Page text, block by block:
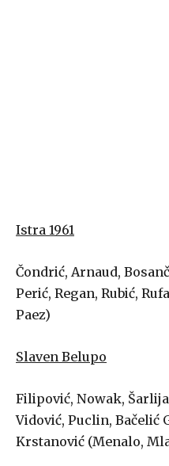
Istra 1961
Čondrić, Arnaud,
Perić, Regan, Rubić,
Paez)
Slaven Belupo
Filipović, Nowak,
Vidović, Puclin, Bačelić
Krstanović (Menalo,